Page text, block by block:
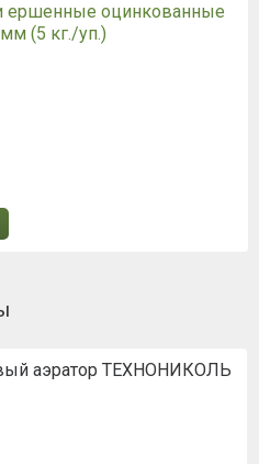
ершенные оцинкованные
(5 кг./уп.)
аэратор ТЕХНОНИКОЛЬ